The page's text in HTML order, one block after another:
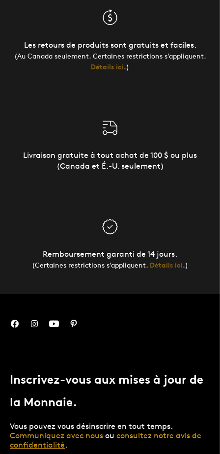
Les retours de produits sont gratuits et faciles.
(Au Canada seulement. Certaines restrictions s’appliquent.
Détails ici.)
Livraison gratuite à tout achat de 100 $ ou plus
(Canada et É.-U. seulement)
Remboursement garanti de 14 jours.
(Certaines restrictions s’appliquent. Détails ici.)
Inscrivez-vous aux mises à jour de
la Monnaie.
Vous pouvez vous désinscrire en tout temps.
Communiquez avec nous ou consultez notre avis de
confidentialité.